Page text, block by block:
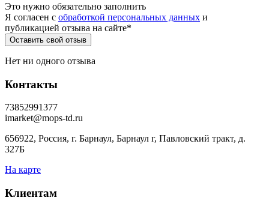
Это нужно обязательно заполнить
Я согласен c обработкой персональных данных и
публикацией отзыва на сайте*
Нет ни одного отзыва
Контакты
73852991377
imarket@mops-td.ru
656922, Россия, г. Барнаул, Барнаул г, Павловский тракт, д.
327Б
На карте
Клиентам